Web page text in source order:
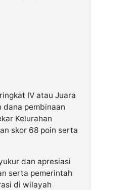
IV atau Juara
dana pembinaan
Kelurahan
skor 68 poin serta
dan apresiasi
serta pemerintah
di wilayah